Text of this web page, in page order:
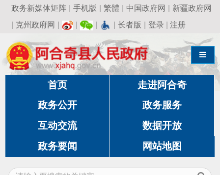
政务新媒体矩阵 | 手机版 繁體 | 中国政府网 | 新疆政府网
克州政府网 | | | 长者版 | 登录|注册
导航切换
首页 走进阿合奇
政务公开 政务服务
互动交流 数据开放
政务要闻 网站地图